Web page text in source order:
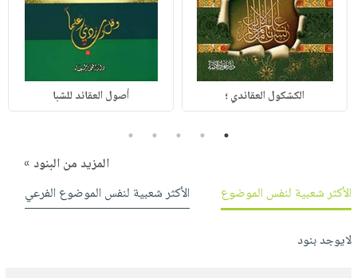
الكشكول العقائدي ؛ أصول العقائد للشبا
1
2
3
4
5
المزيد من البنود »
الأكثر شعبية لنفس الموضوع
الأكثر شعبية لنفس الموضوع الفرعي
لايوجد بنود